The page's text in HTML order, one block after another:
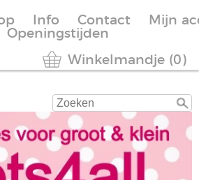
Info Contact
Mijn
Openingstijden
Winkelmandje (0)